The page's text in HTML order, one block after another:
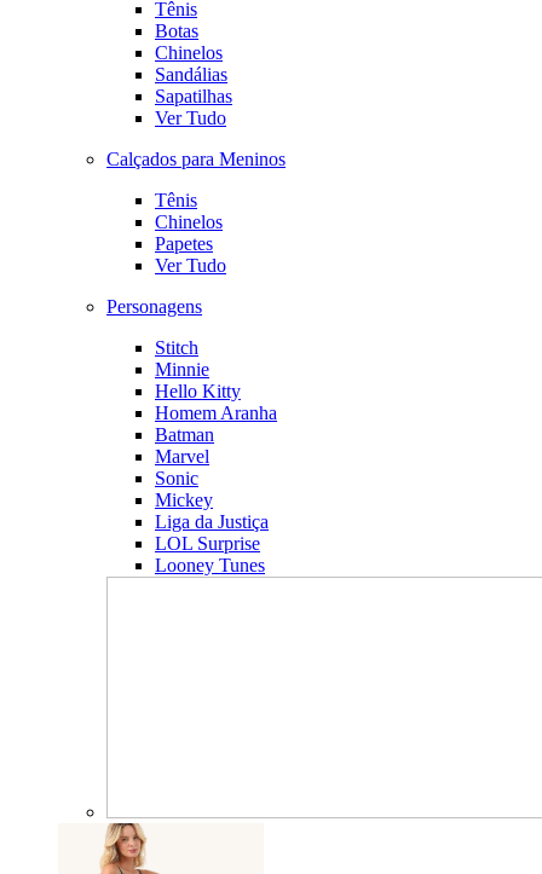
Tênis
Botas
Chinelos
Sandálias
Sapatilhas
Ver Tudo
Calçados para Meninos
Tênis
Chinelos
Papetes
Ver Tudo
Personagens
Stitch
Minnie
Hello Kitty
Homem Aranha
Batman
Marvel
Sonic
Mickey
Liga da Justiça
LOL Surprise
Looney Tunes